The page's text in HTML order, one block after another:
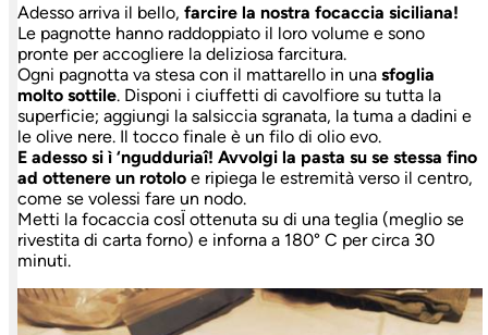
Adesso arriva il bello, farcire la nostra focaccia siciliana!
Le pagnotte hanno raddoppiato il loro volume e sono
pronte per accogliere la deliziosa farcitura.
Ogni pagnotta va stesa con il mattarello in una sfoglia
molto sottile. Disponi i ciuffetti di cavolfiore su tutta la
superficie; aggiungi la salsiccia sgranata, la tuma a dadini e
le olive nere. Il tocco finale è un filo di olio evo.
E adesso si ì ‘ngudduriaî! Avvolgi la pasta su se stessa fino
ad ottenere un rotolo e ripiega le estremità verso il centro,
come se volessi fare un nodo.
Metti la focaccia cosÏ ottenuta su di una teglia (meglio se
rivestita di carta forno) e inforna a 180° C per circa 30
minuti.